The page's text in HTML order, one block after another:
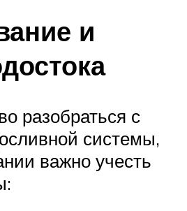
и
разобраться с
системы,
важно учесть